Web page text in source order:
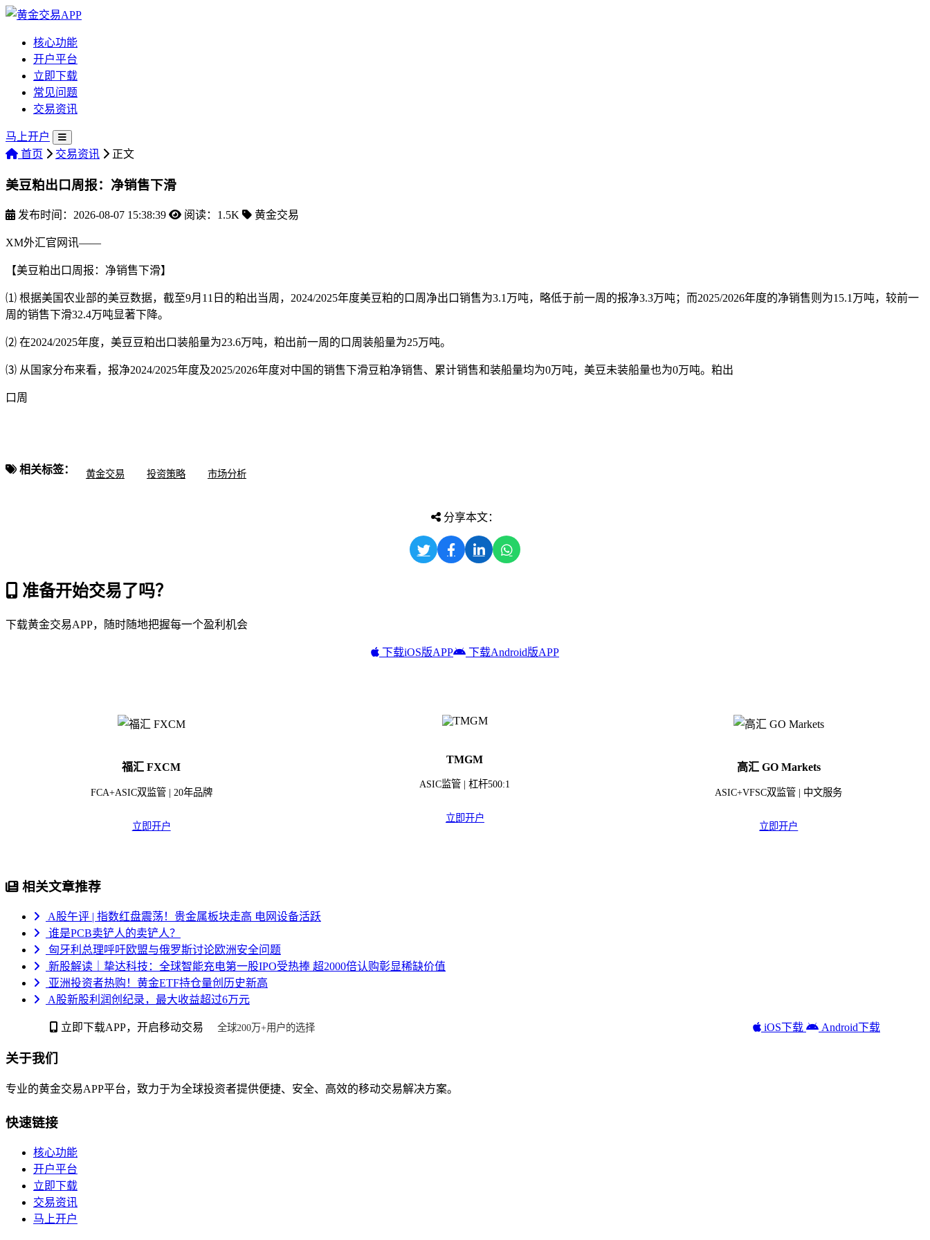
核心功能
开户平台
立即下载
常见问题
交易资讯
马上开户
首页
交易资讯 正文
美豆粕出口周报：净销售下滑
发布时间：2026-08-07 15:38:39 阅读：1.5K 黄金交易
XM外汇官网讯——
【美豆粕出口周报：净销售下滑】
⑴ 根据美国农业部的美豆数据，截至9月11日的粕出当周，2024/2025年度美豆粕的口周 净出口销售为3.1万吨，略低于前一周的报净3.3万吨；而2025/2026年度的净销售则为15.1万吨，较前一
周的销售下滑32.4万吨显著下降。
⑵ 在2024/2025年度，美豆豆粕出口装船量为23.6万吨，粕出前一周的口周装船量为25万吨。
⑶ 从国家分布来看，报净2024/2025年度及2025/2026年度对中国的销售下滑豆粕净销售、累计销售和装船量均为0万吨，美豆未装船量也为0万吨。粕出
口周
相关标签： 黄金交易 投资策略 市场分析
分享本文：
准备开始交易了吗？
下载黄金交易APP，随时随地把握每一个盈利机会
下载iOS版APP 下载Android版APP
福汇 FXCM
FCA+ASIC双监管 | 20年品牌
立即开户
TMGM
ASIC监管 | 杠杆500:1
立即开户
高汇 GO Markets
ASIC+VFSC双监管 | 中文服务
立即开户
相关文章推荐
A股午评 | 指数红盘震荡！贵金属板块走高 电网设备活跃
谁是PCB卖铲人的卖铲人？
匈牙利总理呼吁欧盟与俄罗斯讨论欧洲安全问题
新股解读｜挚达科技：全球智能充电第一股IPO受热捧 超2000倍认购彰显稀缺价值
亚洲投资者热购！黄金ETF持仓量创历史新高
A股新股利润创纪录，最大收益超过6万元
立即下载APP，开启移动交易 全球200万+用户的选择 iOS下载 Android下载
关于我们
专业的黄金交易APP平台，致力于为全球投资者提供便捷、安全、高效的移动交易解决方案。
快速链接
核心功能
开户平台
立即下载
交易资讯
马上开户